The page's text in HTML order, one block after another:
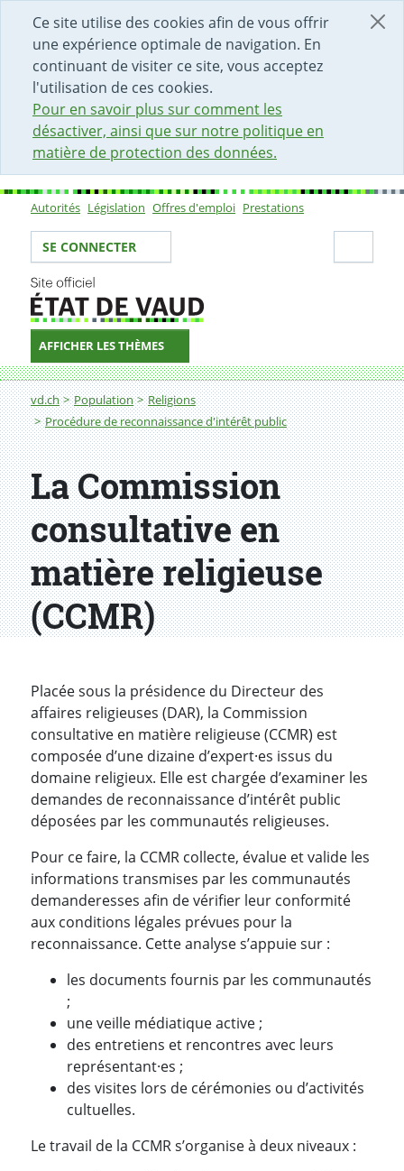
Ce site utilise des cookies afin de vous offrir
une expérience optimale de navigation. En
continuant de visiter ce site, vous acceptez
l'utilisation de ces cookies.
Pour en savoir plus sur comment les
désactiver, ainsi que sur notre politique en
matière de protection des données.
DÉBUT DU CONTENU DE LA PAGE
ACCÈS AU CHAMP DE RECHERCHE
PAGE D'ACCUEIL
FORMULAIRE DE CONTACT
Sous-navigation
Autorités Législation Offres d'emploi Prestations
Votre identité
SE CONNECTER
AFFICHER LES THÈMES
Fil d'Ariane
vd.ch Population
Religions
Procédure de reconnaissance d'intérêt public
La Commission consultative en matière religieuse
La Commission
consultative en
matière religieuse
(CCMR)
Placée sous la présidence du Directeur des
affaires religieuses (DAR), la Commission
consultative en matière religieuse (CCMR) est
composée d’une dizaine d’expert·es issus du
domaine religieux. Elle est chargée d’examiner les
demandes de reconnaissance d’intérêt public
déposées par les communautés religieuses.
Pour ce faire, la CCMR collecte, évalue et valide les
informations transmises par les communautés
demanderesses afin de vérifier leur conformité
aux conditions légales prévues pour la
reconnaissance. Cette analyse s’appuie sur :
les documents fournis par les communautés
;
une veille médiatique active ;
des entretiens et rencontres avec leurs
représentant·es ;
des visites lors de cérémonies ou d’activités
cultuelles.
Le travail de la CCMR s’organise à deux niveaux :